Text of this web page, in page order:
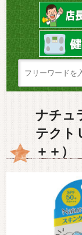
ナチ
テクト
＋＋）